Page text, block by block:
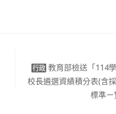
行政 教育部檢送「114
校長遴選資績積分表(含
標準